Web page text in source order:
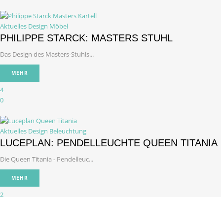
Aktuelles Design Möbel
PHILIPPE STARCK: MASTERS STUHL
Das Design des Masters-Stuhls...
MEHR
4
0
Aktuelles Design Beleuchtung
LUCEPLAN: PENDELLEUCHTE QUEEN TITANIA
Die Queen Titania - Pendelleuc...
MEHR
2